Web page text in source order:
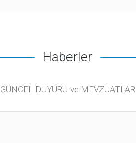
Haberler
GÜNCEL DUYURU ve MEVZUATLAR